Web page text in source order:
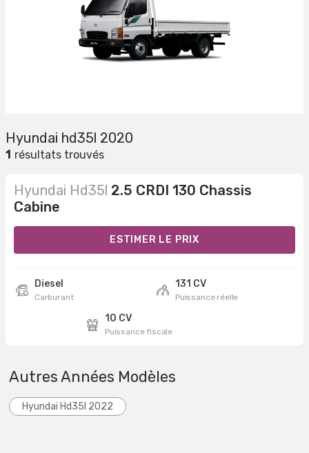
Hyundai hd35l 2020
1 résultats trouvés
Hyundai Hd35l 2.5 CRDI 130 Chassis
Cabine
ESTIMER LE PRIX
Diesel
Carburant
131 CV
Puissance réelle
10 CV
Puissance fiscale
Autres Années Modèles
Hyundai Hd35l 2022